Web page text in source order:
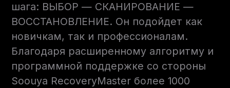
шага: ВЫБОР — СКАНИРОВАНИЕ —
ВОССТАНОВЛЕНИЕ. Он подойдет как
новичкам, так и профессионалам.
Благодаря расширенному алгоритму и
программной поддержке со стороны
Soouya RecoveryMaster более 1000